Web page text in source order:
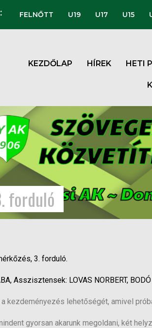
FELNŐTT U19 U17 U15
KEZDŐLAP HÍREK HETI
forduló
3. forduló.
Asszisztensek: LOVAS NORBERT, BODÓ
kezdeményezés lehetőségét, amivel
gyorsan akarunk megoldani, két